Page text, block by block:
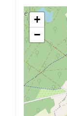
+
−